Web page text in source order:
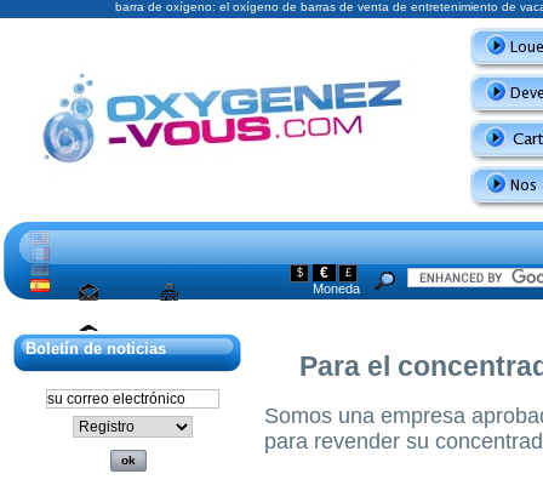
barra de oxígeno: el oxígeno de barras de venta de entretenimiento de
Póngase en
contacto con
$ € £
Moneda
Boletín de noticias
Para el
Somos una empresa
para revender su